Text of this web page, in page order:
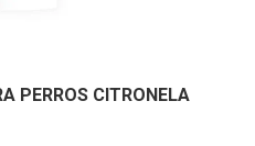
PERROS CITRONELA